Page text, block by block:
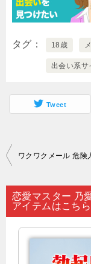
タグ 18歳
出会い系サ
Tweet
投
ナ
ビ
恋愛マスター 乃
アイテムはこちら